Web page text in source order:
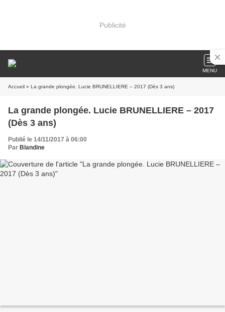
Publicité
MENU
Accueil » La grande plongée. Lucie BRUNELLIERE – 2017 (Dès 3 ans)
La grande plongée. Lucie BRUNELLIERE – 2017
(Dès 3 ans)
Publié le 14/11/2017 à 06:00
Par Blandine